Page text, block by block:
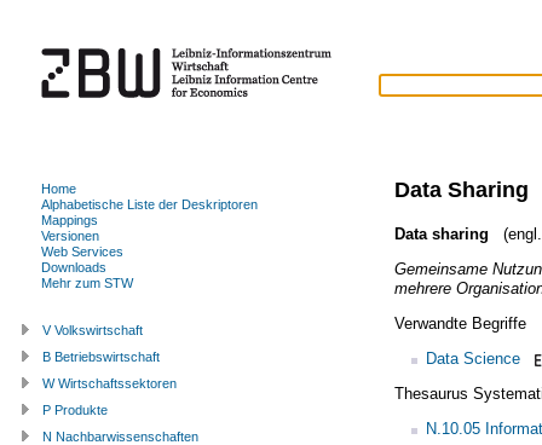
Data Sharing
Data sharing
Gemeinsame
mehrere
Verwandte Begriffe
Data Science
Thesaurus
N.10.05
Home
Alphabetische Liste der Deskriptoren
Mappings
Versionen
Web Services
Downloads
Mehr zum STW
V Volkswirtschaft
B Betriebswirtschaft
W Wirtschaftssektoren
P Produkte
N Nachbarwissenschaften